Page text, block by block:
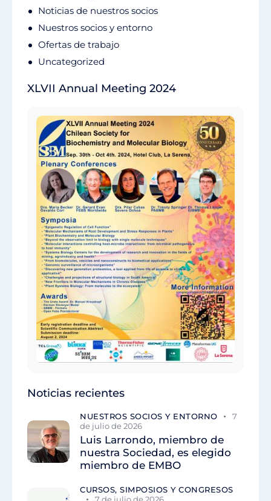
Noticias de nuestros socios
Nuestros socios y entorno
Ofertas de trabajo
Uncategorized
XLVII Annual Meeting 2024
Noticias recientes
NUESTROS SOCIOS Y ENTORNO
7
de julio de 2026
Luis Larrondo, miembro de
nuestra Sociedad, es elegido
miembro de EMBO
CURSOS, SIMPOSIOS Y CONGRESOS